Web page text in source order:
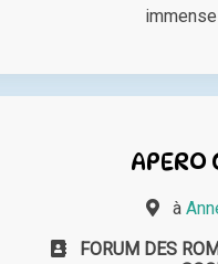
immense
APERO
à
FORUM DES